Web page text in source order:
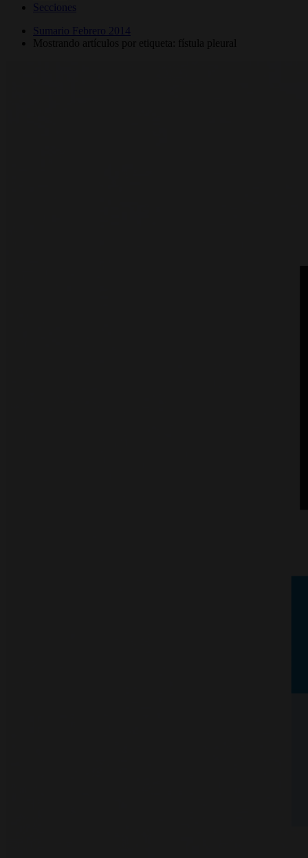
Secciones
Sumario Febrero 2014
Mostrando artículos por etiqueta: fístula pleural